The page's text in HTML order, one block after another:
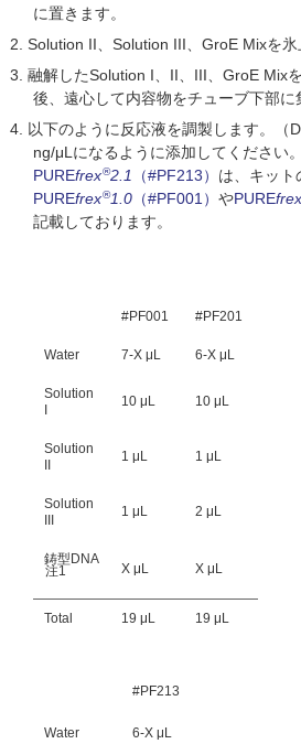
に置きます。
Solution II、Solution III、GroE Mixを氷
融解したSolution I、II、III、GroE Mix
後、遠心して内容物をチューブ下部に
以下のように反応液を調製します。（
ng/μLになるように添加してください。
PUREfrex®2.1 （#PF213） は、キット
PUREfrex®1.0（#PF001） やPUREfrex
記載しております。
#PF001 #PF201
Water 7-X μL 6-X μL
Solution
10 μL 10 μL
Solution
1 μL 1 μL
Solution
1 μL 2 μL
鋳型DNA
注1 X μL X μL
Total 19 μL 19 μL
#PF213
Water 6-X μL